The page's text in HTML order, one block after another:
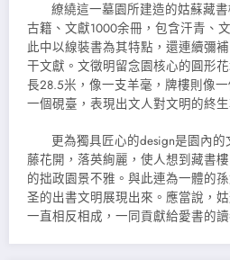
繚繞這一墓園所建造的姑蘇藏
古籍、文獻1000余冊，包含汗青、
此中以線裝書為其特點，還連續彌
干文獻。文徵明留念園核心的圓形
長28.5米，像一支羊毫，牌樓則像
一個硯臺，表現出文人對文明的終生
更為獨具匠心的design是園內
藤花開，落英絢麗，使人想到藏書
的拙政園景不雅。與此連為一體的
圣的出書文明展現出來。應當說，
一直相反相成，一同貢獻給愛書的讀